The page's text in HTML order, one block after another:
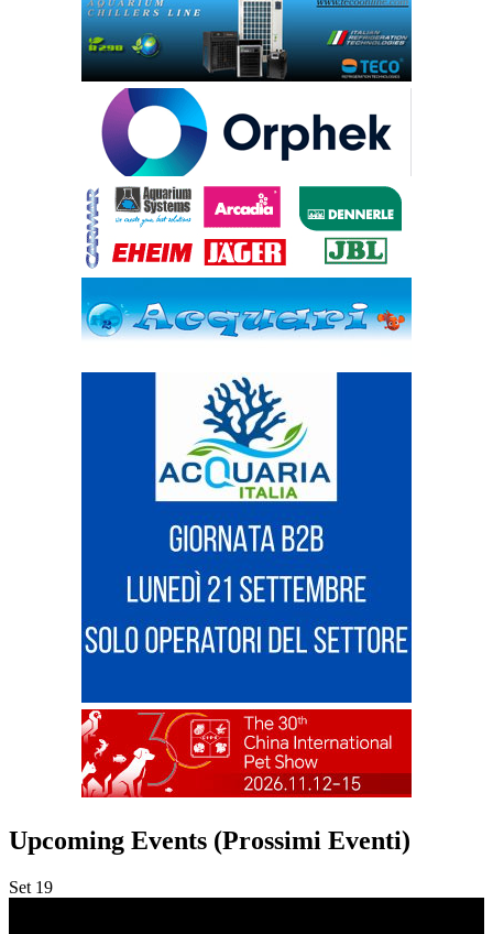
Upcoming Events (Prossimi Eventi)
Set 19